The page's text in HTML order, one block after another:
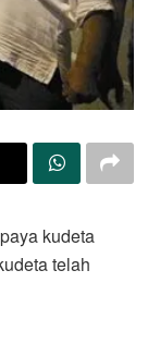
kudeta
telah